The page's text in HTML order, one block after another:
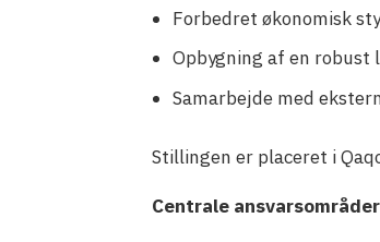
Forbedret økonomisk
Opbygning af en robust
Samarbejde med
Stillingen er placeret i
Centrale ansvarsområder